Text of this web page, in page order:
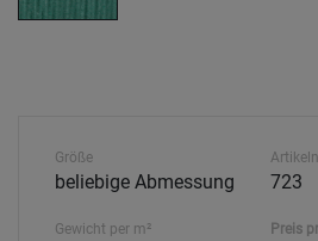
Größe
beliebige Abmessung
Gewicht per m²
723
Preis